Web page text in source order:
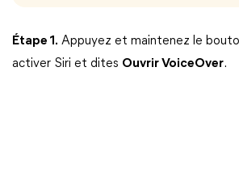
Étape 1. Appuyez et maintenez le
activer Siri et dites Ouvrir VoiceOver.